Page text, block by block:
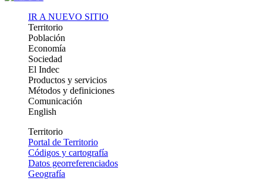
IR A NUEVO SITIO
Territorio
Población
Economía
Sociedad
El Indec
Productos y servicios
Métodos y definiciones
Comunicación
English
Territorio
Portal de Territorio
Códigos y cartografía
Datos georreferenciados
Geografía